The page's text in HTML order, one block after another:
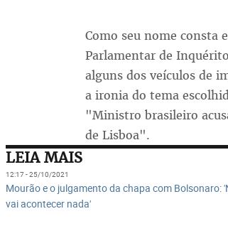
Como seu nome consta
Parlamentar de
alguns dos veículos de
a ironia do tema
"Ministro brasileiro
de Lisboa".
LEIA MAIS
12:17 - 25/10/2021
Mourão e o julgamento da chapa com Bolsonaro:
vai acontecer nada'